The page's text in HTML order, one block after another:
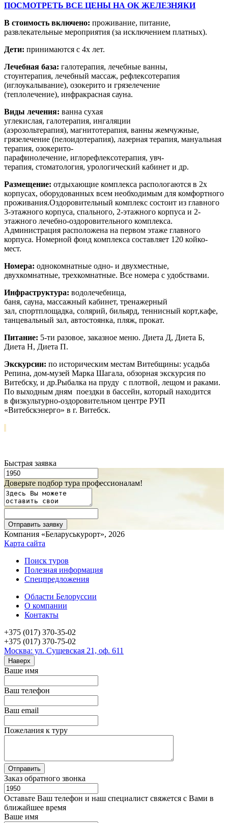
ПОСМОТРЕТЬ ВСЕ ЦЕНЫ НА ОК ЖЕЛЕЗНЯКИ
В стоимость включено: проживание, питание,
развлекательные мероприятия (за исключением платных).
Дети: принимаются с 4х лет.
Лечебная база: галотерапия, лечебные ванны,
стоунтерапия, лечебный массаж, рефлексотерапия
(иглоукалывание), озокерито и грязелечение
(теплолечение), инфракрасная сауна.
Виды лечения: ванна сухая
углекислая, галотерапия, ингаляции
(аэрозольтерапия), магнитотерапия, ванны жемчужные,
грязелечение (пелоидотерапия), лазерная терапия, мануальная
терапия, озокерито-
парафинолечение, иглорефлексотерапия, увч-
терапия, стоматология, урологический кабинет и др.
Размещение: отдыхающие комплекса распологаются в 2х
корпусах, оборудованных всем необходимым для комфортного
проживания.Оздоровительный комплекс состоит из главного
3-этажного корпуса, спального, 2-этажного корпуса и 2-
этажного лечебно-оздоровительного комплекса.
Администрация расположена на первом этаже главного
корпуса. Номерной фонд комплекса составляет 120 койко-
мест.
Номера: однокомнатные одно- и двухместные,
двухкомнатные, трехкомнатные. Все номера с удобствами.
Инфраструктура: водолечебница,
баня, сауна, массажный кабинет, тренажерный
зал, спортплощадка, солярий, бильярд, теннисный корт,кафе,
танцевальный зал, автостоянка, пляж, прокат.
Питание: 5-ти разовое, заказное меню. Диета Д, Диета Б,
Диета H, Диета П.
Экскурсии: по историческим местам Витебщины: усадьба
Репина, дом-музей Марка Шагала, обзорная экскурсия по
Витебску, и др.Рыбалка на пруду с плотвой, лещом и раками.
По выходным дням поездки в бассейн, который находится
в физкультурно-оздоровительном центре РУП
«Витебскэнерго» в г. Витебск.
Быстрая заявка
Доверьте подбор тура профессионалам!
Компания «Беларуськурорт», 2026
Карта сайта
Поиск туров
Полезная информация
Спецпредложения
Области Белоруссии
О компании
Контакты
+375 (017) 370-35-02
+375 (017) 370-75-02
Москва: ул. Сущевская 21, оф. 611
Наверх
Ваше имя
Ваш телефон
Ваш email
Пожелания к туру
Заказ обратного звонка
Оставьте Ваш телефон и наш специалист свяжется с Вами в
ближайшее время
Ваше имя